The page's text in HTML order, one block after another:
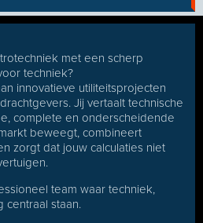
met een scherp
techniek?
innovatieve utiliteitsprojecten
Jij vertaalt technische
complete en onderscheidende
beweegt, combineert
zorgt dat jouw calculaties niet
team waar techniek,
centraal staan.